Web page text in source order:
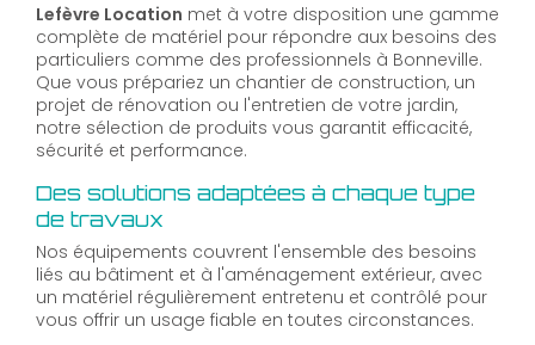
Lefèvre Location met à votre disposition une gamme
complète de matériel pour répondre aux besoins des
particuliers comme des professionnels à Bonneville.
Que vous prépariez un chantier de construction, un
projet de rénovation ou l'entretien de votre jardin,
notre sélection de produits vous garantit efficacité,
sécurité et performance.
Des solutions adaptées à chaque type
de travaux
Nos équipements couvrent l'ensemble des besoins
liés au bâtiment et à l'aménagement extérieur, avec
un matériel régulièrement entretenu et contrôlé pour
vous offrir un usage fiable en toutes circonstances.